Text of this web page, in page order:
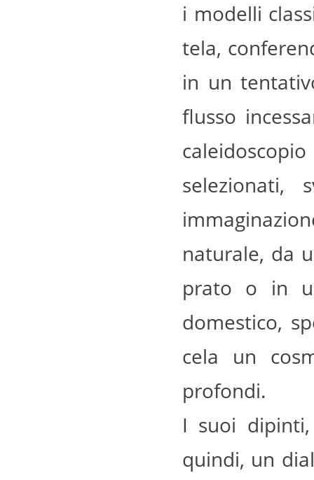
i modelli
tela,
in un
flusso
selezionati,
naturale, da
prato o in
domestico,
cela un
profondi.
I suoi
quindi, un